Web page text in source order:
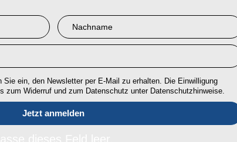
ein, den Newsletter per E-Mail zu erhalten. Die Einwilligung
zum Widerruf und zum Datenschutz unter Datenschutzhinweise.